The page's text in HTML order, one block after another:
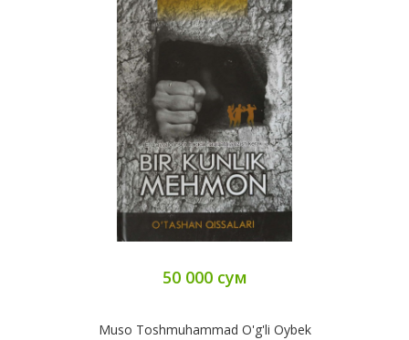
50 000 сум
Muso Toshmuhammad O'g'li Oybek